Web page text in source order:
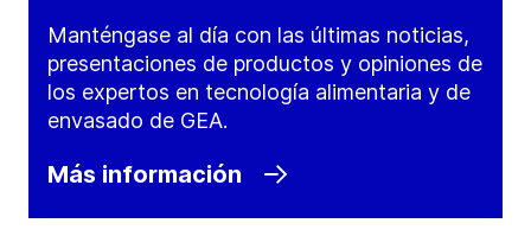
Manténgase al día con las últimas noticias,
presentaciones de productos y opiniones de
los expertos en tecnología alimentaria y de
envasado de GEA.
Más información